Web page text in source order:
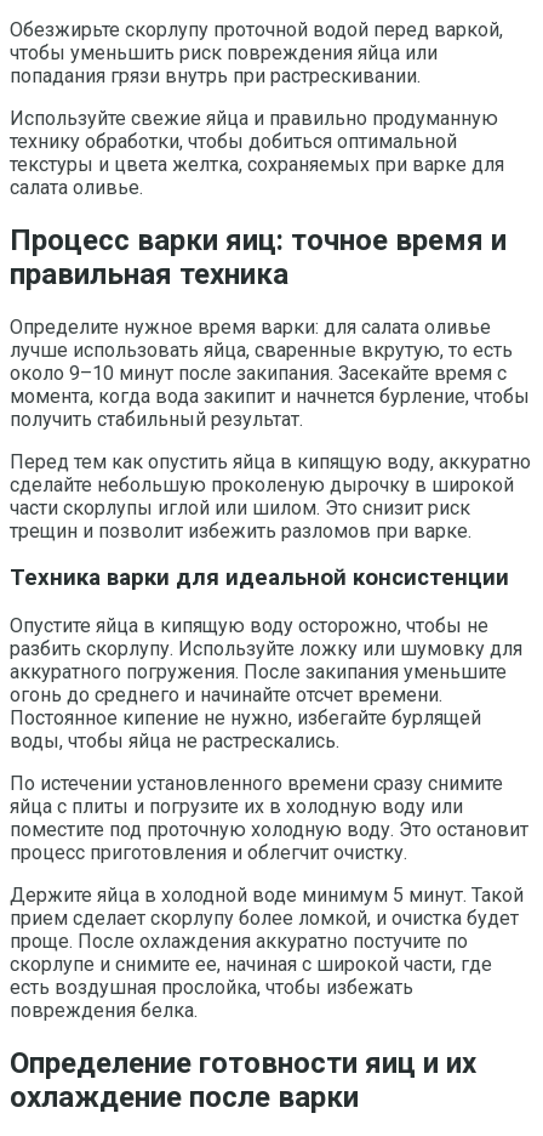
Обезжирьте скорлупу проточной водой перед варкой,
чтобы уменьшить риск повреждения яйца или
попадания грязи внутрь при растрескивании.
Используйте свежие яйца и правильно продуманную
технику обработки, чтобы добиться оптимальной
текстуры и цвета желтка, сохраняемых при варке для
салата оливье.
Процесс варки яиц: точное время и
правильная техника
Определите нужное время варки: для салата оливье
лучше использовать яйца, сваренные вкрутую, то есть
около 9–10 минут после закипания. Засекайте время с
момента, когда вода закипит и начнется бурление, чтобы
получить стабильный результат.
Перед тем как опустить яйца в кипящую воду, аккуратно
сделайте небольшую проколеную дырочку в широкой
части скорлупы иглой или шилом. Это снизит риск
трещин и позволит избежить разломов при варке.
Техника варки для идеальной консистенции
Опустите яйца в кипящую воду осторожно, чтобы не
разбить скорлупу. Используйте ложку или шумовку для
аккуратного погружения. После закипания уменьшите
огонь до среднего и начинайте отсчет времени.
Постоянное кипение не нужно, избегайте бурлящей
воды, чтобы яйца не растрескались.
По истечении установленного времени сразу снимите
яйца с плиты и погрузите их в холодную воду или
поместите под проточную холодную воду. Это остановит
процесс приготовления и облегчит очистку.
Держите яйца в холодной воде минимум 5 минут. Такой
прием сделает скорлупу более ломкой, и очистка будет
проще. После охлаждения аккуратно постучите по
скорлупе и снимите ее, начиная с широкой части, где
есть воздушная прослойка, чтобы избежать
повреждения белка.
Определение готовности яиц и их
охлаждение после варки